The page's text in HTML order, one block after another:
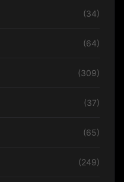
(34)
(64)
(309)
(37)
(65)
(249)